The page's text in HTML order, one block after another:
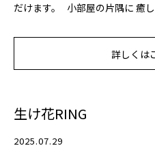
だけます。 小部屋の片隅に 癒
詳しくは
生け花RING
2025.07.29